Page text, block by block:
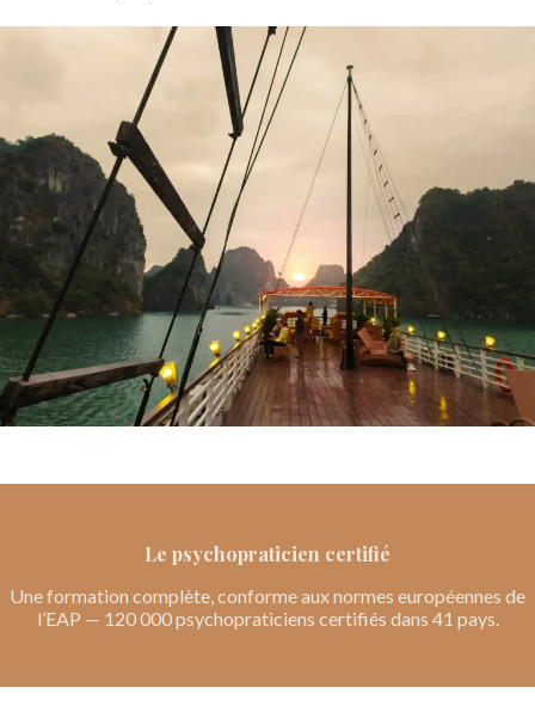
Le psychopraticien certifié
Une formation complète, conforme aux normes européennes de
l’EAP — 120 000 psychopraticiens certifiés dans 41 pays.